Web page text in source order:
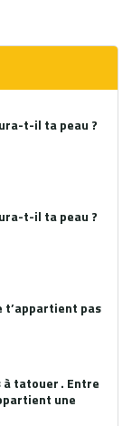
t-il ta peau ?
t-il ta peau ?
t’appartient pas
tatouer . Entre
une